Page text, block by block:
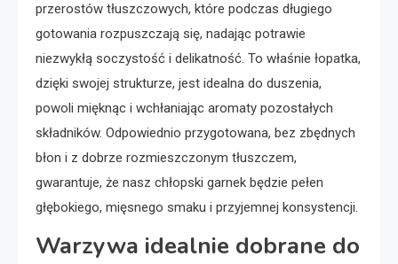
przerostów tłuszczowych, które podczas długiego
gotowania rozpuszczają się, nadając potrawie
niezwykłą soczystość i delikatność. To właśnie łopatka,
dzięki swojej strukturze, jest idealna do duszenia,
powoli mięknąc i wchłaniając aromaty pozostałych
składników. Odpowiednio przygotowana, bez zbędnych
błon i z dobrze rozmieszczonym tłuszczem,
gwarantuje, że nasz chłopski garnek będzie pełen
głębokiego, mięsnego smaku i przyjemnej konsystencji.
Warzywa idealnie dobrane do